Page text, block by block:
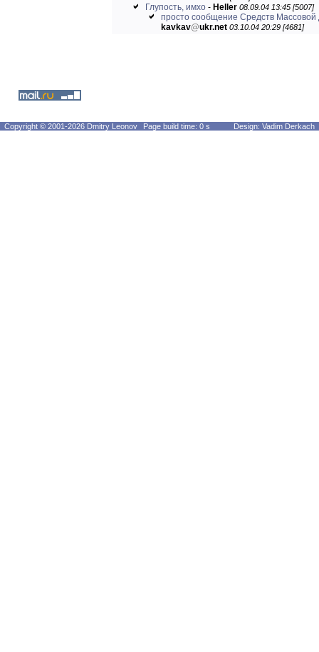
Глупость, имхо - Heller 08.09.04 13:45 [5007]
просто сообщение Средств
kavkav@ukr.net 03.10.04 20:29 [4681]
Copyright © 2001-2026 Dmitry Leonov Page build time: 0 s Design: Vadim Derkach